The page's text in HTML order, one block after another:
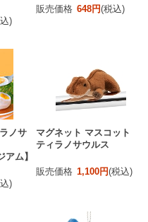
)
販売価格 648円(税込)
ノサ
アム】
)
マグネット マスコット
ティラノサウルス
販売価格 1,100円(税込)